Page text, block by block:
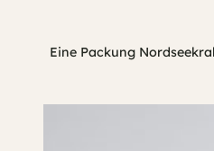
Eine Packung